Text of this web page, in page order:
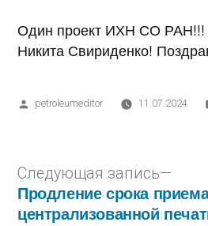
Один проект ИХН СО РАН!!!
Никита Свириденко!
petroleumeditor 11.07.2024
Следующая запись
Продление срока
централизованной